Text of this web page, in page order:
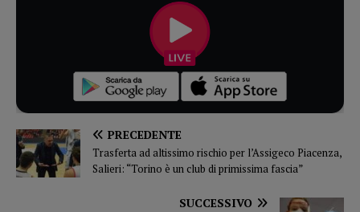
PRECEDENTE
Trasferta ad altissimo rischio per l’Assigeco Piacenza,
Salieri: “Torino è un club di primissima fascia”
SUCCESSIVO